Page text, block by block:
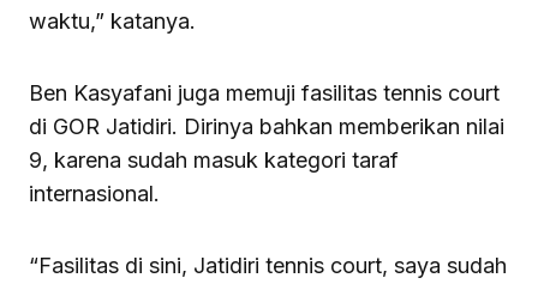
waktu,” katanya.
Ben Kasyafani juga memuji fasilitas tennis court
di GOR Jatidiri. Dirinya bahkan memberikan nilai
9, karena sudah masuk kategori taraf
internasional.
“Fasilitas di sini, Jatidiri tennis court, saya sudah